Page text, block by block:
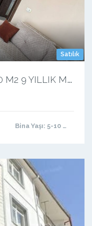
Satılık
F
ENARİ MAHALLESİ 3+1 110 M2 9 YILLIK MASRAFSIZ YATIRIMLIK KIRACILI DAİRE
Bina Yaşı: 5-10 arası